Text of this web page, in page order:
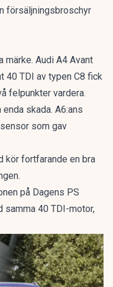
försäljningsbroschyr
märke. Audi A4 Avant
40 TDI av typen C8 fick
felpunkter vardera.
skada. A6:ans
som gav
kör fortfarande en bra
på Dagens PS
samma 40 TDI-motor,